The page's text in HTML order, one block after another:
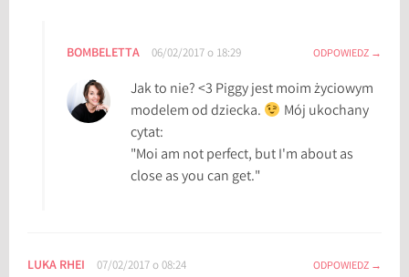
BOMBELETTA 06/02/2017 o 18:29 ODPOWIEDZ
Jak to nie? <3 Piggy jest moim życiowym
modelem od dziecka.
Mój ukochany
cytat:
"Moi am not perfect, but I'm about as
close as you can get."
LUKA RHEI 07/02/2017 o 08:24 ODPOWIEDZ